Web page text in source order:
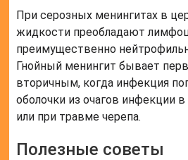
При серозных менингитах в
жидкости преобладают
преимущественно
Гнойный менингит бывает
вторичным, когда инфекция
оболочки из очагов инфекции
или при травме черепа.
Полезные советы